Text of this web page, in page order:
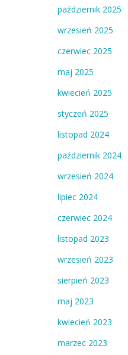
październik 2025
wrzesień 2025
czerwiec 2025
maj 2025
kwiecień 2025
styczeń 2025
listopad 2024
październik 2024
wrzesień 2024
lipiec 2024
czerwiec 2024
listopad 2023
wrzesień 2023
sierpień 2023
maj 2023
kwiecień 2023
marzec 2023